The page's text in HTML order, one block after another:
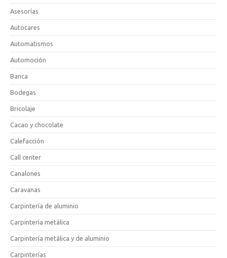
Asesorías
Autocares
Automatismos
Automoción
Banca
Bodegas
Bricolaje
Cacao y chocolate
Calefacción
Call center
Canalones
Caravanas
Carpintería de aluminio
Carpintería metálica
Carpintería metálica y de aluminio
Carpinterías